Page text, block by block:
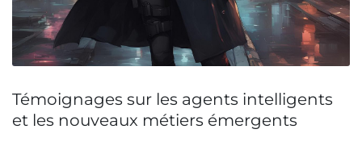
Témoignages sur les agents intelligents
et les nouveaux métiers émergents